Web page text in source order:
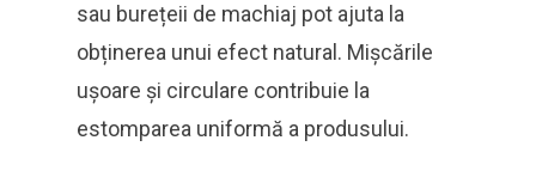
sau burețeii de machiaj pot ajuta la
obținerea unui efect natural. Mișcările
ușoare și circulare contribuie la
estomparea uniformă a produsului.